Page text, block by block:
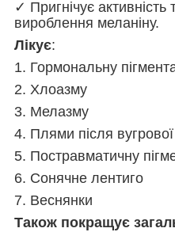
✓ Пригнічує
вироблення меланіну.
Лікує:
1. Гормональну
2. Хлоазму
3. Мелазму
4. Плями після
5. Постравматичну
6. Сонячне лентиго
7. Веснянки
Також покращує